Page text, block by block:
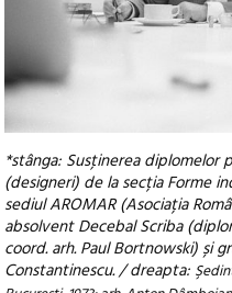
*stânga: Susţinerea
(designeri) de la secția Forme
sediul AROMAR (Asociația
absolvent Decebal Scriba
coord. arh. Paul Bortnowski) și
Constantinescu. / dreapta: